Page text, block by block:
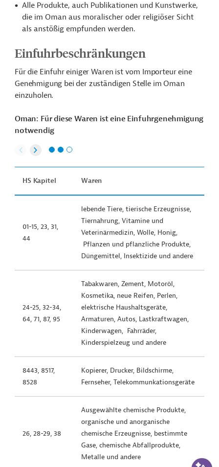
Alle Produkte, auch Publikationen und Kunstwerke,
die im Oman aus moralischer oder religiöser Sicht
als anstößig empfunden werden.
Einfuhrbeschränkungen
Für die Einfuhr einiger Waren ist vom Importeur eine
Genehmigung bei der zuständigen Stelle im Oman
einzuholen.
Oman: Für diese Waren ist eine Einfuhrgenehmigung
notwendig
HS Kapitel Waren
01-15, 23, 31,
44
lebende Tiere, tierische Erzeugnisse,
Tiernahrung, Vitamine und
Veterinärmedizin, Wolle, Honig,
Pflanzen und pflanzliche Produkte,
Düngemittel, Insektizide und andere
24-25, 32-34,
64, 71, 87, 95
Tabakwaren, Zement, Motoröl,
Kosmetika, neue Reifen, Perlen,
elektrische Haushaltsgeräte,
Armaturen, Autos, Lastkraftwagen,
Kinderwagen, Fahrräder,
Kinderspielzeug und andere
8443, 8517,
8528
Kopierer, Drucker, Bildschirme,
Fernseher, Telekommunkationsgeräte
26, 28-29, 38
Ausgewählte chemische Produkte,
organische und anorganische
chemische Erzeugnisse, bestimmte
Gase, chemische Abfallprodukte,
Metalle und andere
KI-